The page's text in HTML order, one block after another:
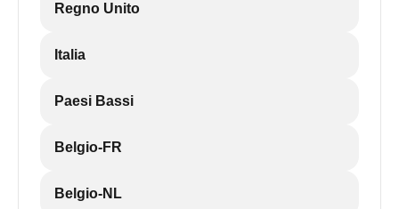
Regno Unito
Italia
Paesi Bassi
Belgio-FR
Belgio-NL